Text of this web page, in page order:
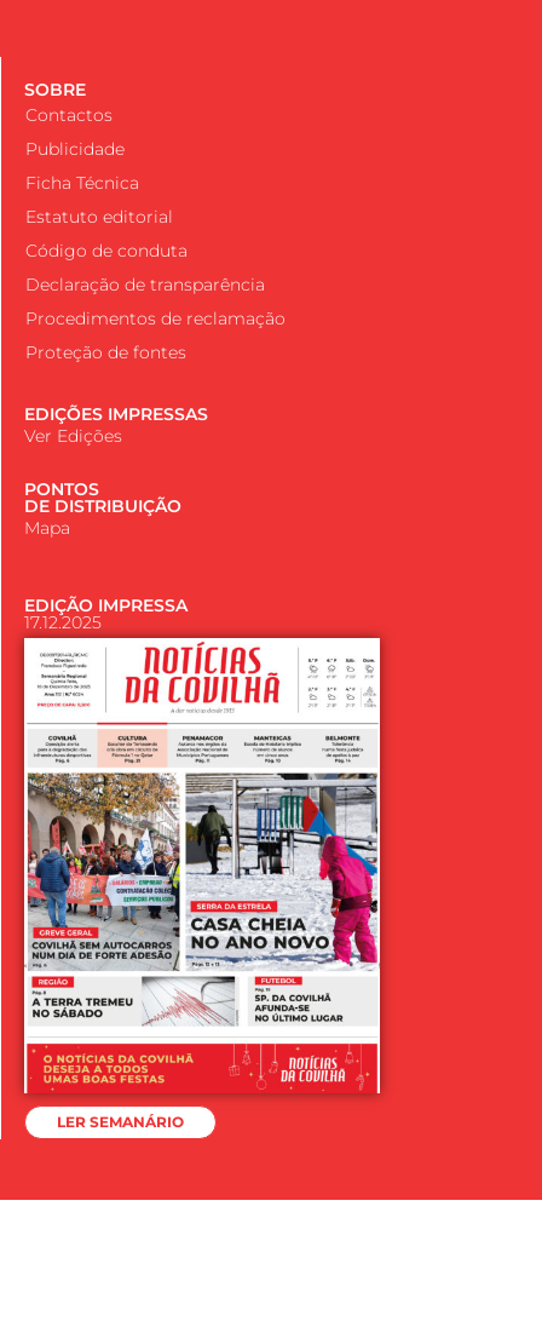
SOBRE
Contactos
Publicidade
Ficha Técnica
Estatuto editorial
Código de conduta
Declaração de transparência
Procedimentos de reclamação
Proteção de fontes
EDIÇÕES IMPRESSAS
Ver Edições
PONTOS
DE DISTRIBUIÇÃO
Mapa
EDIÇÃO IMPRESSA
17.12.2025
LER SEMANÁRIO